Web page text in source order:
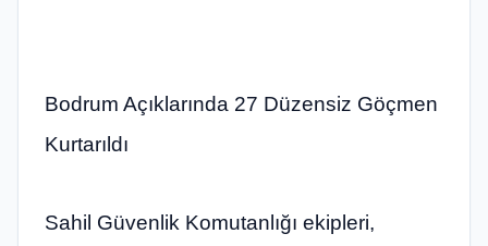
Bodrum Açıklarında 27 Düzensiz Göçmen
Kurtarıldı
Sahil Güvenlik Komutanlığı ekipleri,